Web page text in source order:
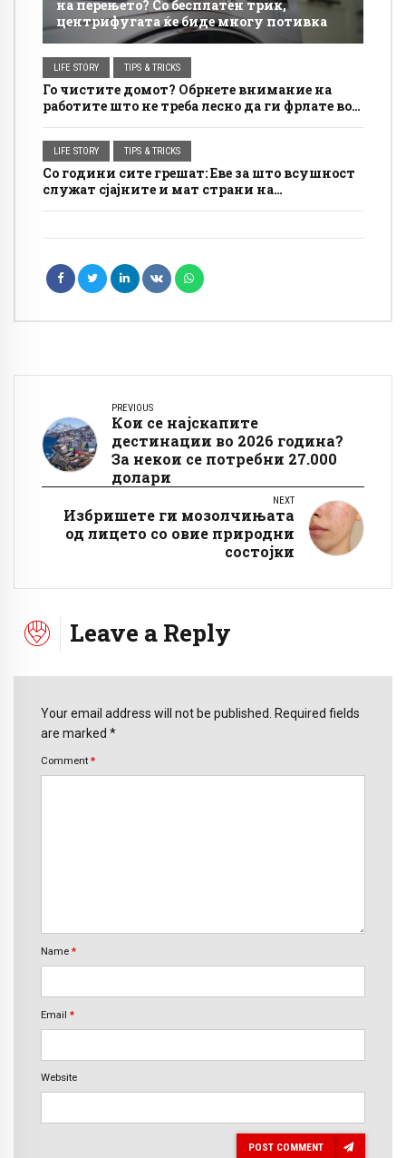
на перењето? Со бесплатен трик,
центрифугата ќе биде многу потивка
LIFE STORY TIPS & TRICKS
Го чистите домот? Обрнете внимание на
работите што не треба лесно да ги фрлате во
LIFE STORY TIPS & TRICKS
Со години сите грешат: Еве за што всушност
служат сјајните и мат страни на
PREVIOUS
Кои се најскапите
дестинации во 2026 година?
За некои се потребни 27.000
долари
NEXT
Избришете ги мозолчињата
од лицето со овие природни
состојки
Leave a Reply
Your email address will not be published. Required fields
are marked *
Comment *
Name *
Email *
Website
POST COMMENT